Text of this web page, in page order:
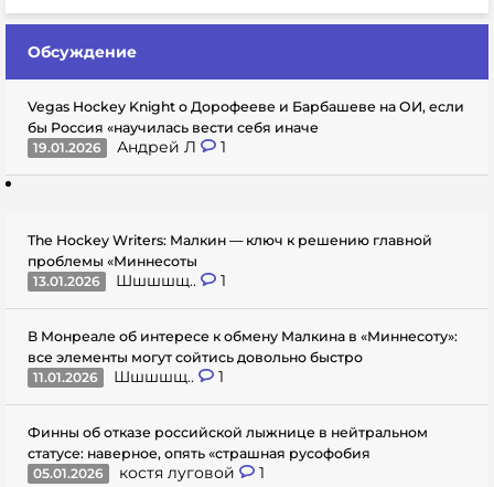
Обсуждение
Vegas Hockey Knight о Дорофееве и Барбашеве на ОИ, если
бы Россия «научилась вести себя иначе
19.01.2026
Андрей Л 1
The Hockey Writers: Малкин — ключ к решению главной
проблемы «Миннесоты
13.01.2026
Шшшшщ.. 1
В Монреале об интересе к обмену Малкина в «Миннесоту»:
все элементы могут сойтись довольно быстро
11.01.2026
Шшшшщ.. 1
Финны об отказе российской лыжнице в нейтральном
статусе: наверное, опять «страшная русофобия
05.01.2026
костя луговой 1